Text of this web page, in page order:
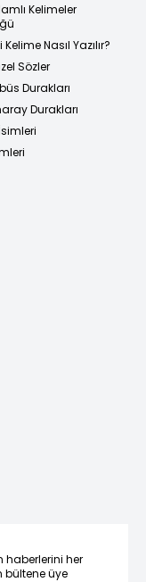
Kelimeler
Nasıl Yazılır?
Sözler
Durakları
Durakları
haberlerini her
bültene üye